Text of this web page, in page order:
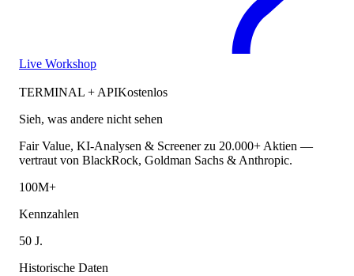
Live Workshop
TERMINAL + APIKostenlos
Sieh, was andere nicht sehen
Fair Value, KI-Analysen & Screener zu 20.000+ Aktien —
vertraut von BlackRock, Goldman Sachs & Anthropic.
100M+
Kennzahlen
50 J.
Historische Daten